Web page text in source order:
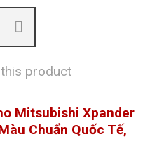
this product
Mitsubishi Xpander
Chuẩn Quốc Tế,